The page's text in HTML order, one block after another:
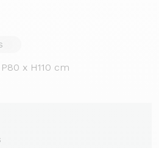
x H110 cm